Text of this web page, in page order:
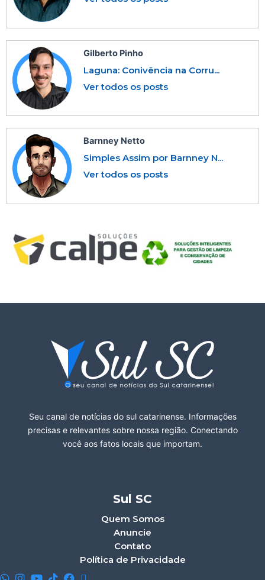
Gilberto Pinho
Laguna: Conivência na Corru...
Ver todos os posts
Barnney Netto
Simples Assim por Barnney N...
Ver todos os posts
Seu canal de notícias do sul catarinense. Informações
precisas e relevantes sobre nossa região. Conectando
você aos fatos locais que importam.
Sul SC
Quem Somos
Anuncie
Contato
Política de Privacidade